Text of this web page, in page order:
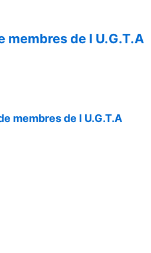
membres de l U.G.T.A
membres de l U.G.T.A